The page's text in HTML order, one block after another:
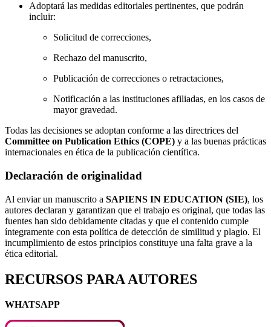
Adoptará las medidas editoriales pertinentes, que podrán
incluir:
Solicitud de correcciones,
Rechazo del manuscrito,
Publicación de correcciones o retractaciones,
Notificación a las instituciones afiliadas, en los casos de
mayor gravedad.
Todas las decisiones se adoptan conforme a las directrices del
Committee on Publication Ethics (COPE) y a las buenas prácticas
internacionales en ética de la publicación científica.
Declaración de originalidad
Al enviar un manuscrito a SAPIENS IN EDUCATION (SIE), los
autores declaran y garantizan que el trabajo es original, que todas las
fuentes han sido debidamente citadas y que el contenido cumple
íntegramente con esta política de detección de similitud y plagio. El
incumplimiento de estos principios constituye una falta grave a la
ética editorial.
RECURSOS PARA AUTORES
WHATSAPP